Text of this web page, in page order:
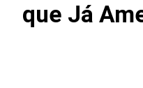
que Já